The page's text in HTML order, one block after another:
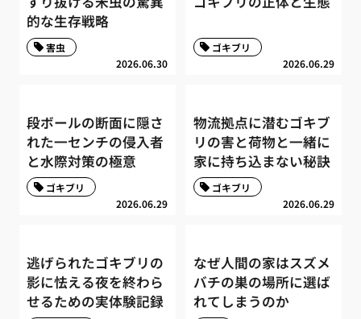
的な生存戦略
2026.06.30
害虫
2026.06.29
ゴキブリ
段ボールの断面に隠さ
れた一センチの侵入者
と水際対策の極意
2026.06.29
ゴキブリ
物流拠点に潜むゴキブ
リの害と荷物と一緒に
家に持ち込まない秘訣
2026.06.29
ゴキブリ
逃げられたゴキブリの
影に怯える夜を終わら
せるための実体験記録
なぜ人間の家はスズメ
バチの巣の場所に選ば
れてしまうのか